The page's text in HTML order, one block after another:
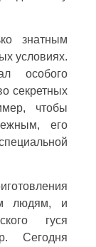
знатным
условиях.
особого
секретных
чтобы
его
людям, и
гуся
Сегодня